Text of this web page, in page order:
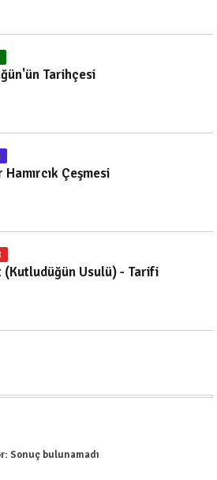
Tarihçesi
Hamırcık Çeşmesi
Etli Tirit (Kutludüğün Usulü) - Tarifi
Sonuç bulunamadı